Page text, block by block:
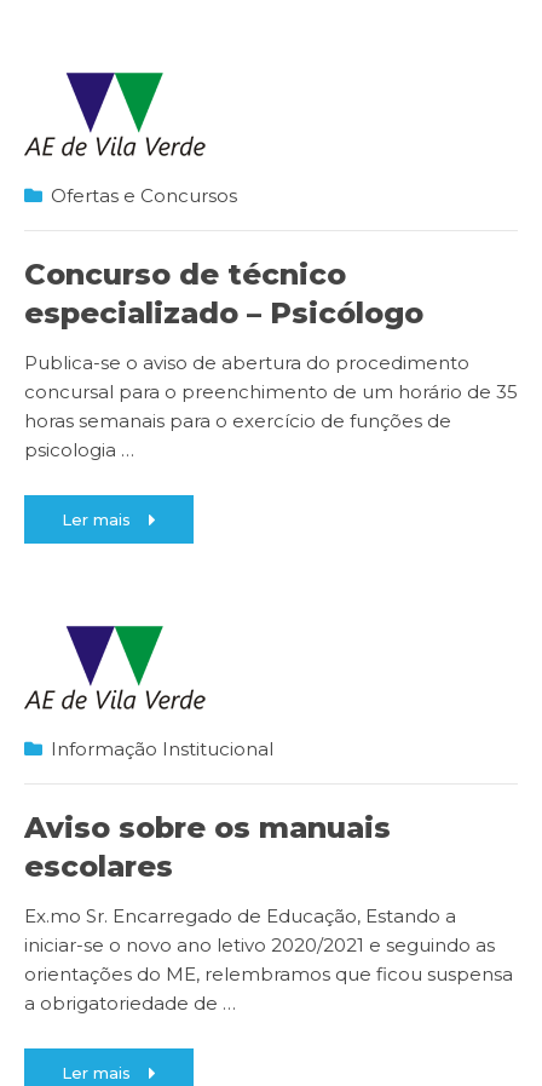
Ofertas e Concursos
Concurso de técnico
especializado – Psicólogo
Publica-se o aviso de abertura do procedimento
concursal para o preenchimento de um horário de 35
horas semanais para o exercício de funções de
psicologia …
Ler mais
Informação Institucional
Aviso sobre os manuais
escolares
Ex.mo Sr. Encarregado de Educação, Estando a
iniciar-se o novo ano letivo 2020/2021 e seguindo as
orientações do ME, relembramos que ficou suspensa
a obrigatoriedade de …
Ler mais